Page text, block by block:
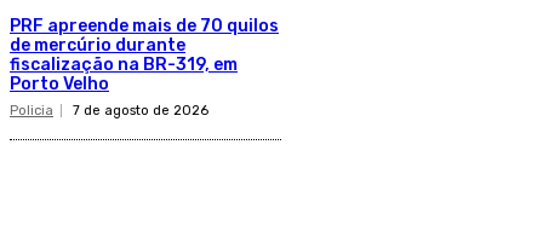
PRF apreende mais de 70 quilos
de mercúrio durante
fiscalização na BR-319, em
Porto Velho
Policia 7 de agosto de 2026